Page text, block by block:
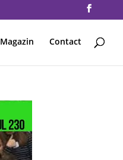
Magazin Contact